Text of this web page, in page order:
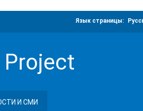
Язык страницы:
И СМИ